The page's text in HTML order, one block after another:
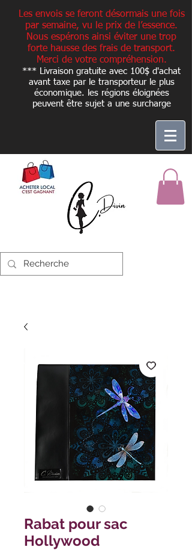
Les envois se feront désormais une fois
par semaine, vu le prix de l’essence.
Nous espérons ainsi éviter une trop
forte hausse des frais de transport.
Merci de votre compréhension.
*** Livraison gratuite avec 100$ d'achat
avant taxe par le transporteur le plus
économique. les régions éloignées
peuvent être sujet a une surcharge
Rabat pour sac
Hollywood